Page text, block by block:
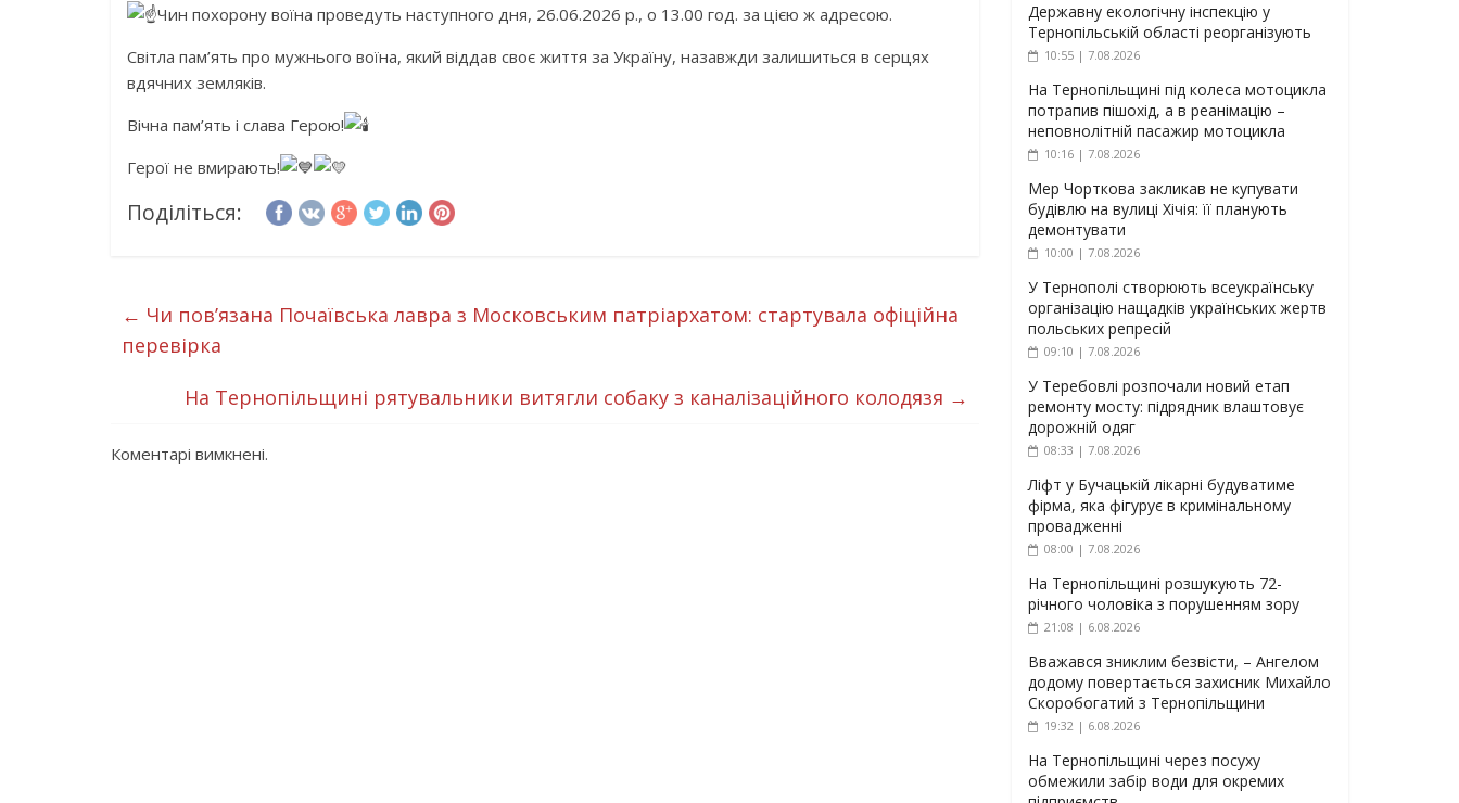
Чин похорону воїна проведуть наступного дня, 26.06.2026 р., о 13.00 год. за цією ж адресою.
Світла пам’ять про мужнього воїна, який віддав своє життя за Україну, назавжди залишиться в серцях
вдячних земляків.
Вічна пам’ять і слава Герою!
Герої не вмирають!
Поділіться:
← Чи пов’язана Почаївська лавра з Московським патріархатом: стартувала офіційна
перевірка
На Тернопільщині рятувальники витягли собаку з каналізаційного колодязя →
Коментарі вимкнені.
Державну екологічну інспекцію у
Тернопільській області реорганізують
10:55 | 7.08.2026
На Тернопільщині під колеса мотоцикла
потрапив пішохід, а в реанімацію –
неповнолітній пасажир мотоцикла
10:16 | 7.08.2026
Мер Чорткова закликав не купувати
будівлю на вулиці Хічія: її планують
демонтувати
10:00 | 7.08.2026
У Тернополі створюють всеукраїнську
організацію нащадків українських жертв
польських репресій
09:10 | 7.08.2026
У Теребовлі розпочали новий етап
ремонту мосту: підрядник влаштовує
дорожній одяг
08:33 | 7.08.2026
Ліфт у Бучацькій лікарні будуватиме
фірма, яка фігурує в кримінальному
провадженні
08:00 | 7.08.2026
На Тернопільщині розшукують 72-
річного чоловіка з порушенням зору
21:08 | 6.08.2026
Вважався зниклим безвісти, – Ангелом
додому повертається захисник Михайло
Скоробогатий з Тернопільщини
19:32 | 6.08.2026
На Тернопільщині через посуху
обмежили забір води для окремих